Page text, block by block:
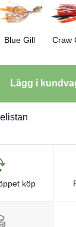
Blue Gill
Lägg i
köp